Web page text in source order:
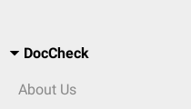
DocCheck
About Us